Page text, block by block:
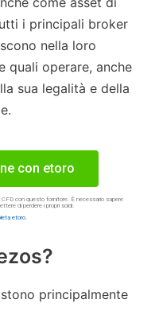
i principali broker
nella loro
quali operare, anche
sua legalità e della
con etoro
con questo fornitore. È necessario sapere
di perdere i propri soldi.
etoro
principalmente